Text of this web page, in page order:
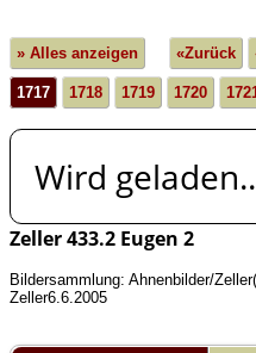
» Alles anzeigen «Zurück
1717 1718 1719 1720
Wird
Zeller 433.2 Eugen 2
Bildersammlung: Ahnenbilder/
Zeller6.6.2005